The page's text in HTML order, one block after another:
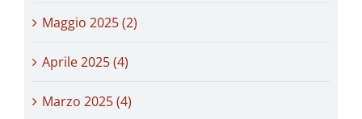
Maggio 2025 (2)
Aprile 2025 (4)
Marzo 2025 (4)